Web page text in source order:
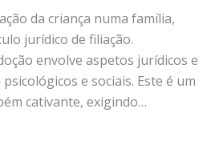
da criança numa família,
jurídico de filiação.
envolve aspetos jurídicos e
e sociais. Este é um
cativante, exigindo